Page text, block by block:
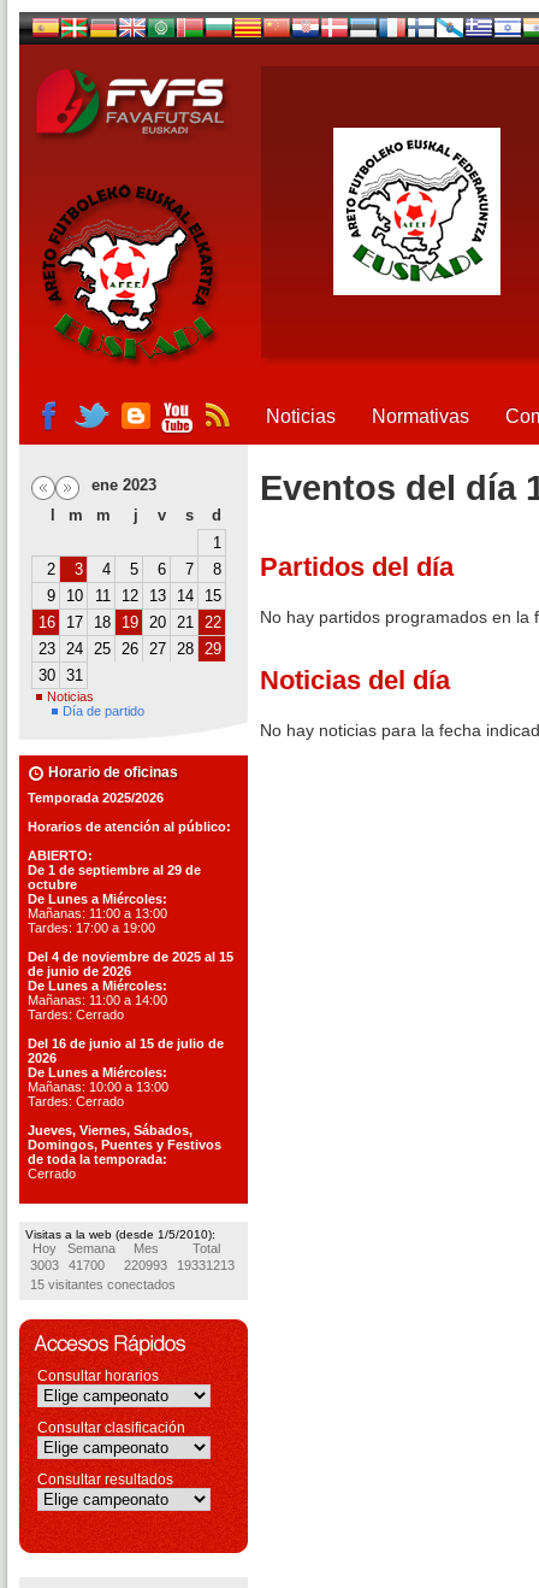
Noticias Normativas
ene 2023
m m j v s
d
1
2
3 4 5 6 7
8
9
10 11 12 13 14
15
16
17 18 19 20 21 22
23 24 25 26 27 28 29
30 31
Noticias
Día de partido
Horario de oficinas
Temporada 2025/2026
Horarios de atención al público:
ABIERTO:
De 1 de septiembre al 29 de
octubre
De Lunes a Miércoles:
Mañanas: 11:00 a 13:00
Tardes: 17:00 a 19:00
Del 4 de noviembre de 2025 al 15
de junio de 2026
De Lunes a Miércoles:
Mañanas: 11:00 a 14:00
Tardes: Cerrado
Del 16 de junio al 15 de julio de
2026
De Lunes a Miércoles:
Mañanas: 10:00 a 13:00
Tardes: Cerrado
Jueves, Viernes, Sábados,
Domingos, Puentes y Festivos
de toda la temporada:
Cerrado
Visitas a la web (desde 1/5/2010):
Hoy Semana Mes
Total
3003
41700 220993
19331213
15 visitantes conectados
Consultar horarios
Consultar clasificación
Consultar resultados
Eventos del día
Partidos del día
No hay partidos programados en la
Noticias del día
No hay noticias para la fecha